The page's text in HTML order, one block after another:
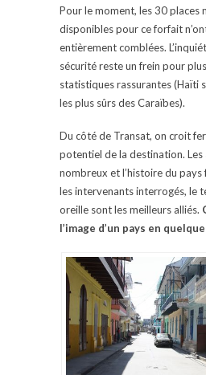
Pour le moment, les 30 places
disponibles pour ce forfait
entièrement comblées.
sécurité reste un frein pour
statistiques rassurantes (Haïti
les plus sûrs des Caraïbes).
Du côté de Transat, on croit
potentiel de la destination.
nombreux et l’histoire du pays
les intervenants interrogés, le
oreille sont les meilleurs alliés.
l’image d’un pays en